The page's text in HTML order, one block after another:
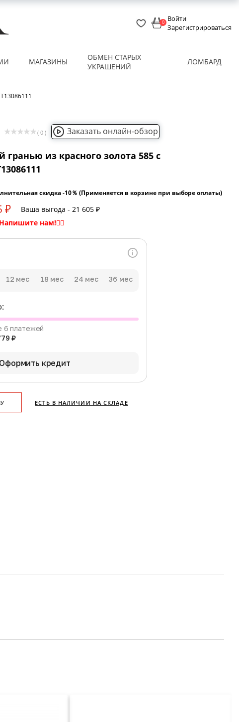
0 Войти
Зарегистрироваться
МАГАЗИНЫ
ОБМЕН СТАРЫХ
УКРАШЕНИЙ
ЛОМБАРД
( 0 ) Заказать онлайн-обзор
гранью из красного золота 585 с
скидка -10％ (Применяется в корзине при выборе оплаты)
₽ Ваша выгода - 21 605 ₽
12 мес 18 мес 24 мес 36 мес
6 платежей
₽
Оформить кредит
ЕСТЬ В НАЛИЧИИ НА СКЛАДЕ